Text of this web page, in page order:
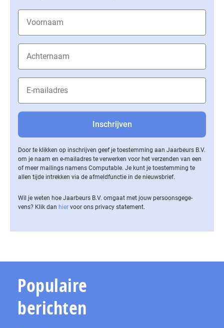
Door te klikken op inschrijven geef je toestemming aan Jaarbeurs B.V.
om je naam en e-mailadres te verwerken voor het verzenden van een
of meer mailings namens Computable. Je kunt je toestemming te
allen tijde intrekken via de af­meld­func­tie in de nieuwsbrief.
Wil je weten hoe Jaarbeurs B.V. omgaat met jouw per­soons­ge­ge­
vens? Klik dan hier voor ons privacy statement.
Populaire
berichten